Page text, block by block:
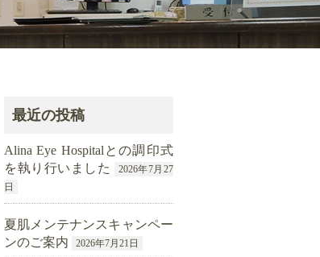
最近の投稿
Alina Eye Hospitalとの調印式
を執り行いました
2026年7月27
日
夏肌メンテナンスキャンペー
ンのご案内
2026年7月21日